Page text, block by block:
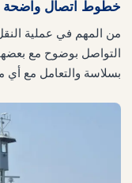
خطوط اتصال واضحة
التواصل بوضوح مع
بسلاسة والتعامل مع أي